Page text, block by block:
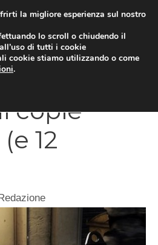
3: 8
copie
12
la migliore esperienza sul nostro
lo scroll o chiudendo il
di tutti i cookie
cookie stiamo utilizzando o come
.